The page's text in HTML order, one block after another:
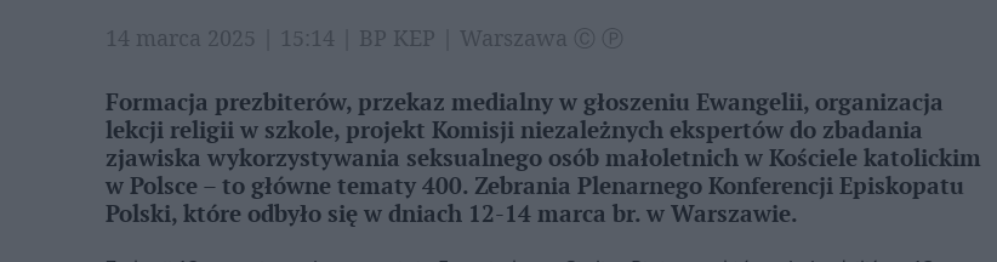
14 marca 2025 | 15:14 | BP KEP | Warszawa Ⓒ Ⓟ
Formacja prezbiterów, przekaz medialny w głoszeniu Ewangelii, organizacja
lekcji religii w szkole, projekt Komisji niezależnych ekspertów do zbadania
zjawiska wykorzystywania seksualnego osób małoletnich w Kościele katolickim
w Polsce – to główne tematy 400. Zebrania Plenarnego Konferencji Episkopatu
Polski, które odbyło się w dniach 12-14 marca br. w Warszawie.